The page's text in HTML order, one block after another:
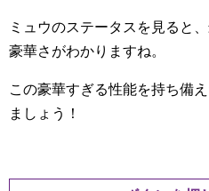
ミュウのステータスを見ると
豪華さがわかりますね。
この豪華すぎる性能を持ち備
ましょう！